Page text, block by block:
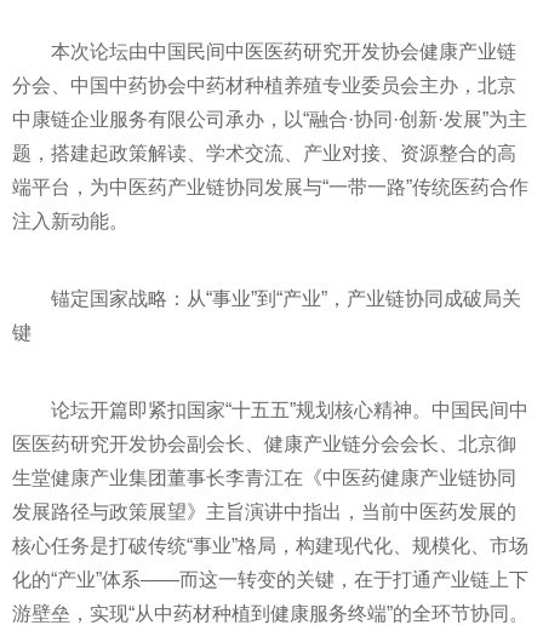
本次论坛由中国民间中医医药研究开发协会健康产业链
分会、中国中药协会中药材种植养殖专业委员会主办，北京
中康链企业服务有限公司承办，以“融合·协同·创新·发展”为主
题，搭建起政策解读、学术交流、产业对接、资源整合的高
端平台，为中医药产业链协同发展与“一带一路”传统医药合作
注入新动能。
锚定国家战略：从“事业”到“产业”，产业链协同成破局关
键
论坛开篇即紧扣国家“十五五”规划核心精神。中国民间中
医医药研究开发协会副会长、健康产业链分会会长、北京御
生堂健康产业集团董事长李青江在《中医药健康产业链协同
发展路径与政策展望》主旨演讲中指出，当前中医药发展的
核心任务是打破传统“事业”格局，构建现代化、规模化、市场
化的“产业”体系——而这一转变的关键，在于打通产业链上下
游壁垒，实现“从中药材种植到健康服务终端”的全环节协同。